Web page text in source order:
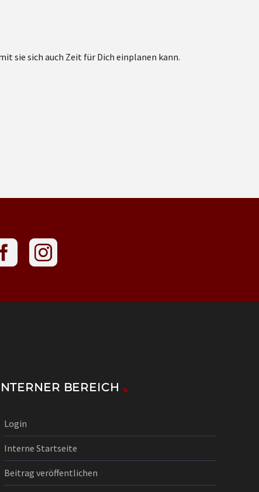
sie sich auch Zeit für Dich einplanen kann.
BEREICH
Login
Interne Startseite
Beitrag veröffentlichen